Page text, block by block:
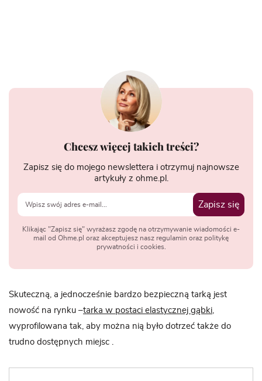
Chcesz więcej takich treści?
Zapisz się do mojego newslettera i otrzymuj najnowsze
artykuły z ohme.pl.
Zapisz się
Klikając "Zapisz się" wyrażasz zgodę na otrzymywanie wiadomości e-
mail od Ohme.pl oraz akceptujesz nasz regulamin oraz politykę
prywatności i cookies.
Skuteczną, a jednocześnie bardzo bezpieczną tarką jest
nowość na rynku –tarka w postaci elastycznej gąbki,
wyprofilowana tak, aby można nią było dotrzeć także do
trudno dostępnych miejsc .